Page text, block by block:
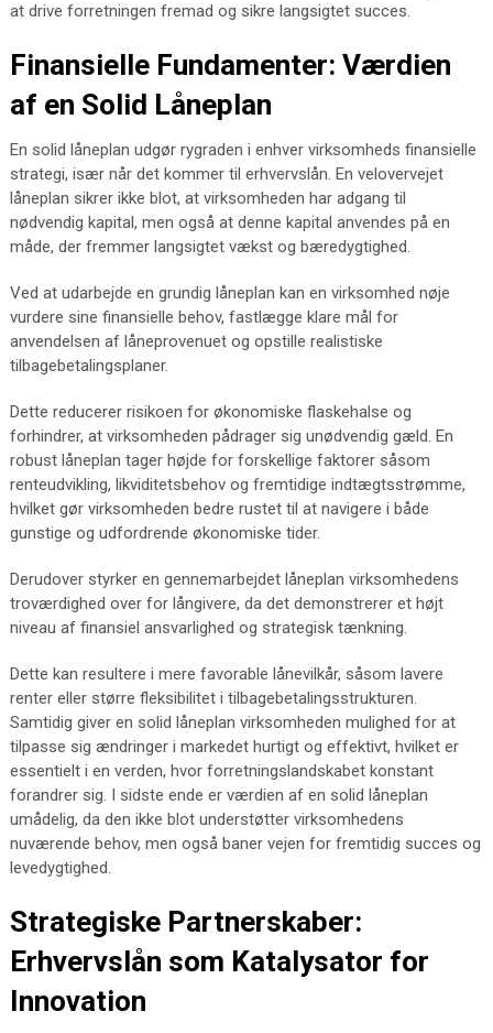
at drive forretningen fremad og sikre langsigtet succes.
Finansielle Fundamenter: Værdien
af en Solid Låneplan
En solid låneplan udgør rygraden i enhver virksomheds finansielle
strategi, især når det kommer til erhvervslån. En velovervejet
låneplan sikrer ikke blot, at virksomheden har adgang til
nødvendig kapital, men også at denne kapital anvendes på en
måde, der fremmer langsigtet vækst og bæredygtighed.
Ved at udarbejde en grundig låneplan kan en virksomhed nøje
vurdere sine finansielle behov, fastlægge klare mål for
anvendelsen af låneprovenuet og opstille realistiske
tilbagebetalingsplaner.
Dette reducerer risikoen for økonomiske flaskehalse og
forhindrer, at virksomheden pådrager sig unødvendig gæld. En
robust låneplan tager højde for forskellige faktorer såsom
renteudvikling, likviditetsbehov og fremtidige indtægtsstrømme,
hvilket gør virksomheden bedre rustet til at navigere i både
gunstige og udfordrende økonomiske tider.
Derudover styrker en gennemarbejdet låneplan virksomhedens
troværdighed over for långivere, da det demonstrerer et højt
niveau af finansiel ansvarlighed og strategisk tænkning.
Dette kan resultere i mere favorable lånevilkår, såsom lavere
renter eller større fleksibilitet i tilbagebetalingsstrukturen.
Samtidig giver en solid låneplan virksomheden mulighed for at
tilpasse sig ændringer i markedet hurtigt og effektivt, hvilket er
essentielt i en verden, hvor forretningslandskabet konstant
forandrer sig. I sidste ende er værdien af en solid låneplan
umådelig, da den ikke blot understøtter virksomhedens
nuværende behov, men også baner vejen for fremtidig succes og
levedygtighed.
Strategiske Partnerskaber:
Erhvervslån som Katalysator for
Innovation